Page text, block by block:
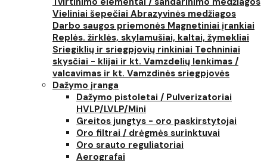
Vieliniai šepečiai Abrazyvinės medžiagos
Darbo saugos priemonės Magnetiniai įrankiai
Replės. žirklės, skylamušiai, kaltai, žymekliai
Sriegiklių ir sriegpjovių rinkiniai Techniniai
skysčiai - klijai ir kt. Vamzdelių lenkimas /
valcavimas ir kt. Vamzdinės sriegpjovės
Dažymo įranga
Dažymo pistoletai / Pulverizatoriai
HVLP/LVLP/Mini
Greitos jungtys - oro paskirstytojai
Oro filtrai / drėgmės surinktuvai
Oro srauto reguliatoriai
Aerografai